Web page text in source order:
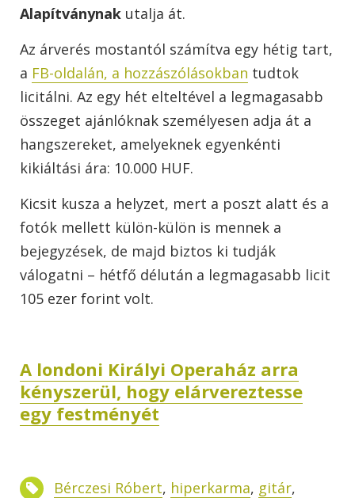
Alapítványnak utalja át.
Az árverés mostantól számítva egy hétig tart,
a FB-oldalán, a hozzászólásokban tudtok
licitálni. Az egy hét elteltével a legmagasabb
összeget ajánlóknak személyesen adja át a
hangszereket, amelyeknek egyenkénti
kikiáltási ára: 10.000 HUF.
Kicsit kusza a helyzet, mert a poszt alatt és a
fotók mellett külön-külön is mennek a
bejegyzések, de majd biztos ki tudják
válogatni – hétfő délután a legmagasabb licit
105 ezer forint volt.
A londoni Királyi Operaház arra
kényszerül, hogy elárvereztesse
egy festményét
Bérczesi Róbert, hiperkarma, gitár,